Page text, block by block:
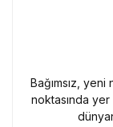
Bağımsız,
noktasında